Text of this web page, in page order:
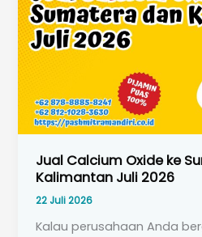
Jual Calcium Oxide ke
Kalimantan Juli 2026
22 Juli 2026
Kalau perusahaan Anda